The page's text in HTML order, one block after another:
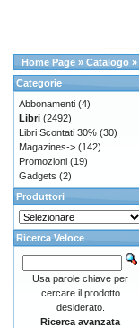
Home Page » Catalogo »
Categorie
Abbonamenti (4)
Libri (2492)
Libri Scontati 30% (30)
Magazines-> (142)
Promozioni (19)
Gadgets (2)
Produttori
Ricerca Veloce
Usa parole chiave per
cercare il prodotto
desiderato.
Ricerca avanzata